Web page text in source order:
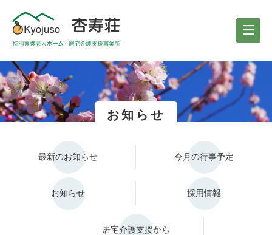
お知らせ
最新のお知らせ 今月の行事予定
お知らせ 採用情報
居宅介護支援から